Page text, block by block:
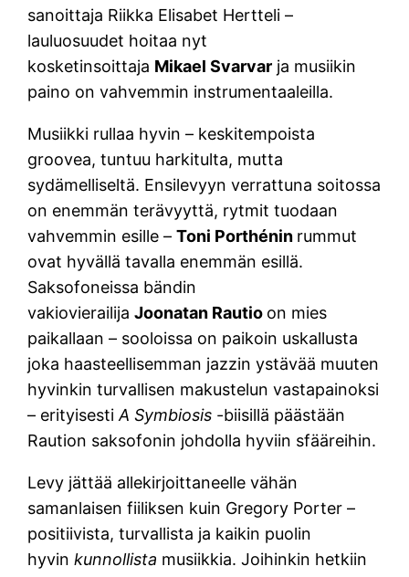
sanoittaja Riikka Elisabet Hertteli –
lauluosuudet hoitaa nyt
kosketinsoittaja Mikael Svarvar ja musiikin
paino on vahvemmin instrumentaaleilla.
Musiikki rullaa hyvin – keskitempoista
groovea, tuntuu harkitulta, mutta
sydämelliseltä. Ensilevyyn verrattuna soitossa
on enemmän terävyyttä, rytmit tuodaan
vahvemmin esille –Toni Porthénin rummut
ovat hyvällä tavalla enemmän esillä.
Saksofoneissa bändin
vakiovierailijaJoonatan Rautio on mies
paikallaan – sooloissa on paikoin uskallusta
joka haasteellisemman jazzin ystävää muuten
hyvinkin turvallisen makustelun vastapainoksi
– erityisestiA Symbiosis -biisillä päästään
Raution saksofonin johdolla hyviin sfääreihin.
Levy jättää allekirjoittaneelle vähän
samanlaisen fiiliksen kuin Gregory Porter –
positiivista, turvallista ja kaikin puolin
hyvinkunnollista musiikkia. Joihinkin hetkiin